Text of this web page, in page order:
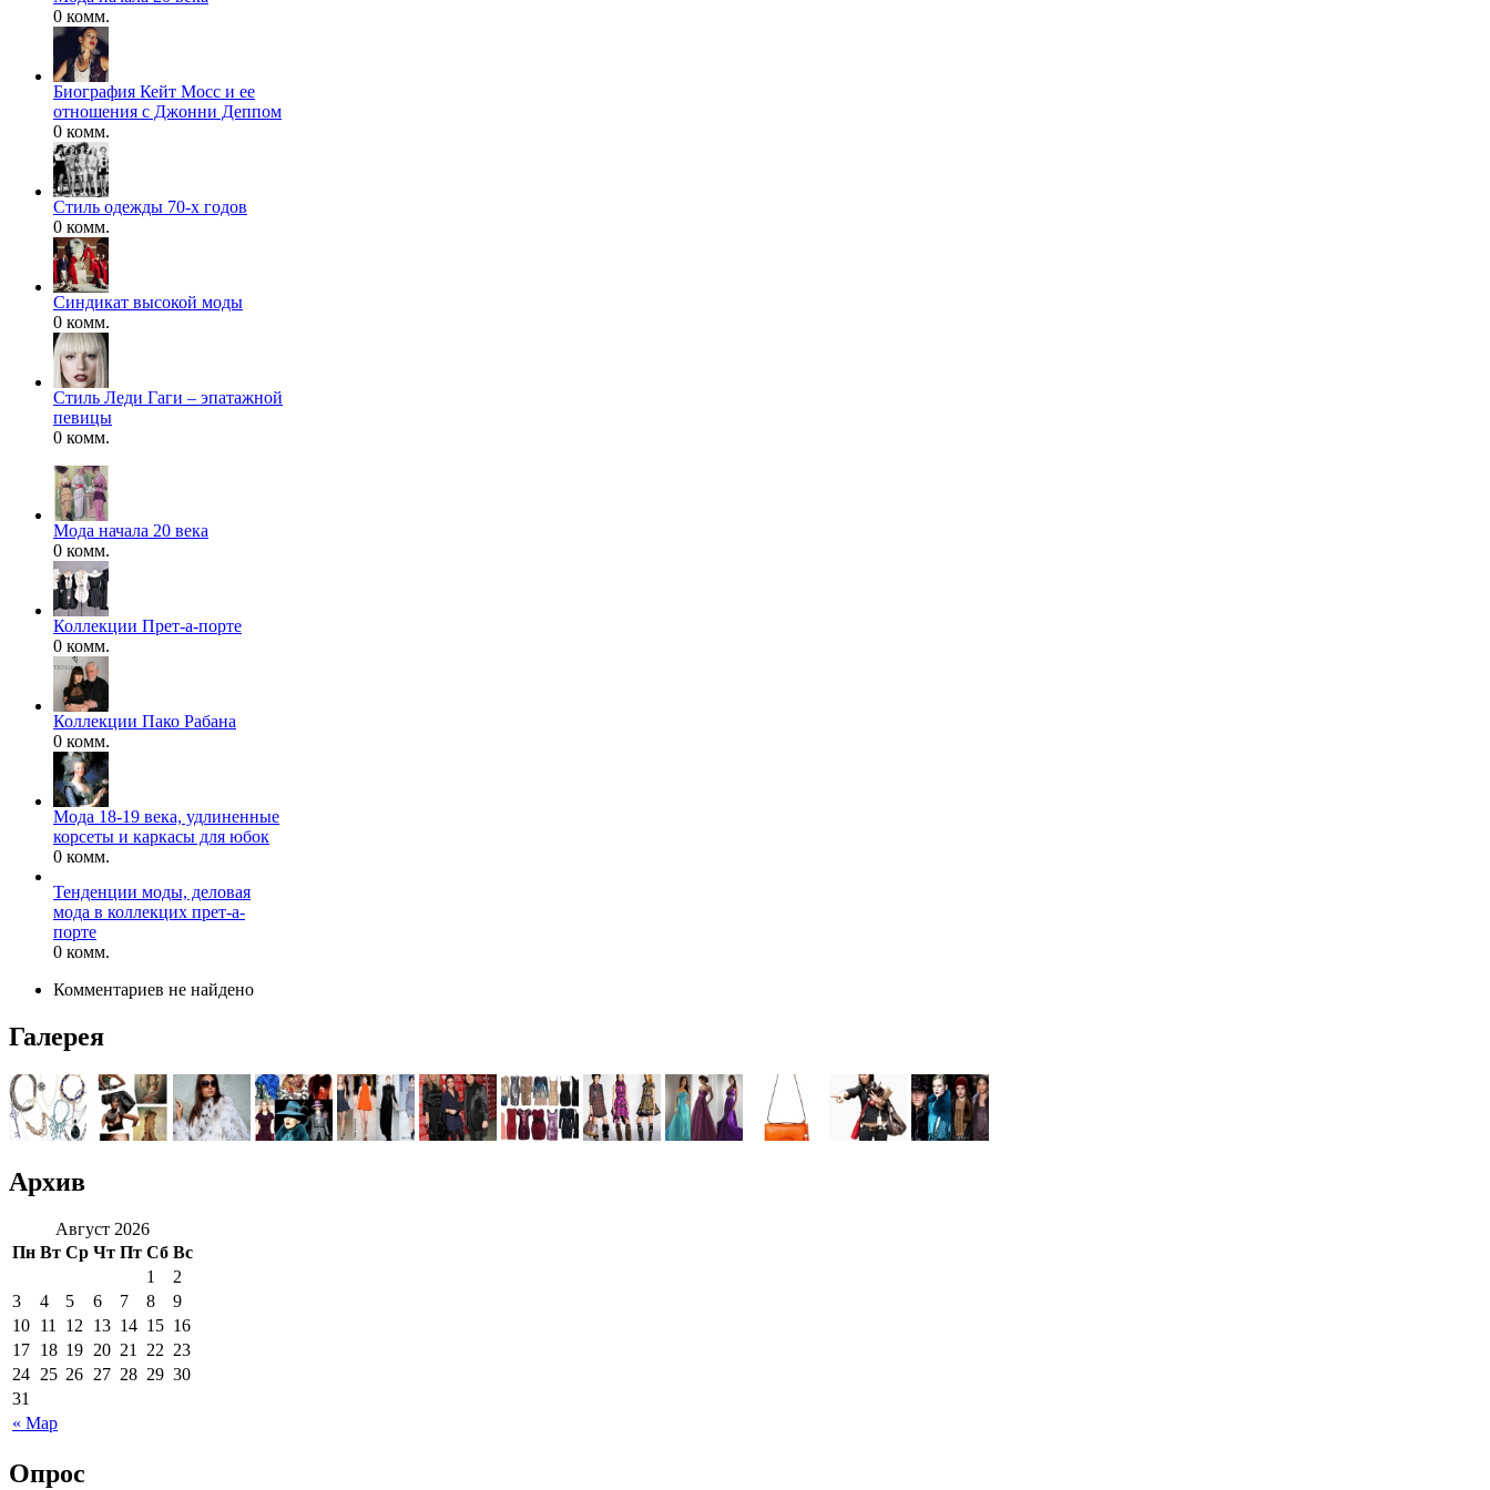
0 комм.
Биография Кейт Мосс и ее
отношения с Джонни Деппом
0 комм.
Стиль одежды 70-х годов
0 комм.
Синдикат высокой моды
0 комм.
Стиль Леди Гаги – эпатажной
певицы
0 комм.
Мода начала 20 века
0 комм.
Коллекции Прет-а-порте
0 комм.
Коллекции Пако Рабана
0 комм.
Мода 18-19 века, удлиненные
корсеты и каркасы для юбок
0 комм.
Тенденции моды, деловая
мода в коллекцих прет-а-
порте
0 комм.
Комментариев не найдено
Галерея
Архив
Август 2026
Пн Вт Ср Чт Пт Сб Вс
« Мар
1
2
3
4 5 6 7 8
9
10 11 12 13 14 15 16
17 18 19 20 21 22 23
24 25 26 27 28 29 30
31
Опрос